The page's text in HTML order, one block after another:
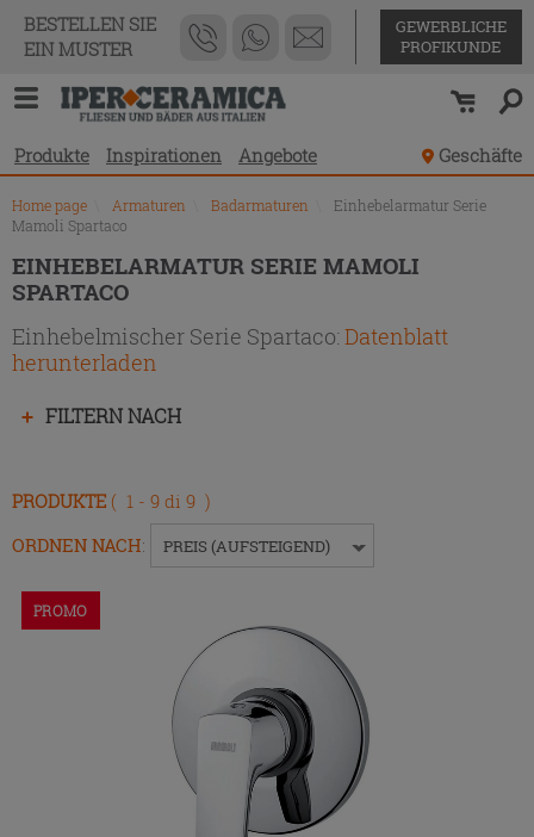
BESTELLEN SIE
EIN MUSTER
GEWERBLICHE
PROFIKUNDE
Produkte Inspirationen Angebote Geschäfte
Home page Armaturen Badarmaturen
Einhebelarmatur Serie
Mamoli Spartaco
EINHEBELARMATUR SERIE MAMOLI
SPARTACO
Einhebelmischer Serie Spartaco: Datenblatt
herunterladen
Produktverzeichnis
FILTERN NACH
Drücken
um
das
ein-
bzw.
PRODUKTE ( 1 - 9 di 9 )
ORDNEN NACH: PREIS (AUFSTEIGEND)
PROMO